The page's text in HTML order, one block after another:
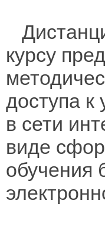
курсу
доступа
в сети
виде
обучения